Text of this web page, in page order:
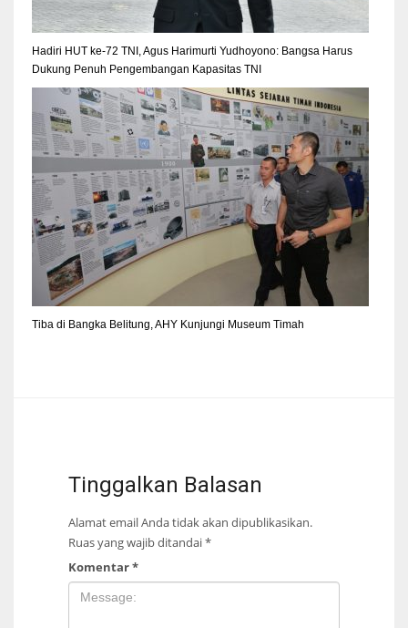
Hadiri HUT ke-72 TNI, Agus Harimurti Yudhoyono: Bangsa Harus
Dukung Penuh Pengembangan Kapasitas TNI
Tiba di Bangka Belitung, AHY Kunjungi Museum Timah
Tinggalkan Balasan
Alamat email Anda tidak akan dipublikasikan.
Ruas yang wajib ditandai*
Komentar*